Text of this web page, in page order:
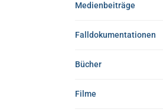
Medienbeiträge
Falldokumentationen
Bücher
Filme